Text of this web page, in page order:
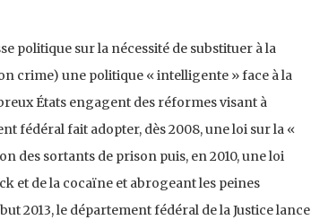
politique sur la nécessité de substituer à la
crime) une politique « intelligente » face à la
États engagent des réformes visant à
fédéral fait adopter, dès 2008, une loi sur la «
des sortants de prison puis, en 2010, une loi
et de la cocaïne et abrogeant les peines
2013, le département fédéral de la Justice lance